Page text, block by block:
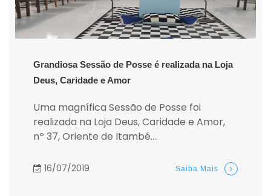
Grandiosa Sessão de Posse é realizada na Loja
Deus, Caridade e Amor
Uma magnífica Sessão de Posse foi
realizada na Loja Deus, Caridade e Amor,
nº 37, Oriente de Itambé....
16/07/2019 Saiba Mais